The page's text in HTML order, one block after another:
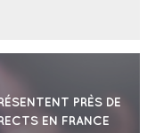
PRÈS DE
EN FRANCE